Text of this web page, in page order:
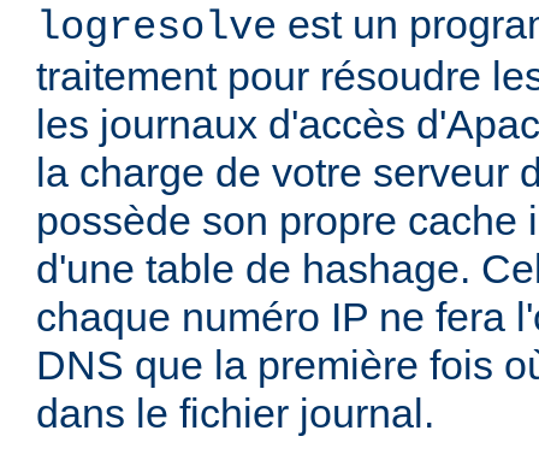
logresolve est un
traitement pour résoudre
les journaux d'accès
la charge de votre serveur
possède son propre cache
d'une table de hashage.
chaque numéro IP ne fera
DNS que la première fois
dans le fichier journal.